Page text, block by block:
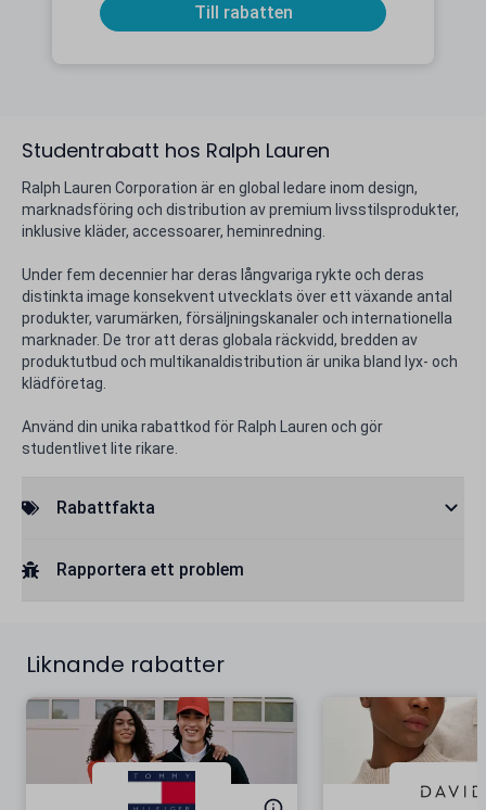
Till rabatten
Studentrabatt hos Ralph Lauren
Ralph Lauren Corporation är en global ledare inom design,
marknadsföring och distribution av premium livsstilsprodukter,
inklusive kläder, accessoarer, heminredning.
Under fem decennier har deras långvariga rykte och deras
distinkta image konsekvent utvecklats över ett växande antal
produkter, varumärken, försäljningskanaler och internationella
marknader. De tror att deras globala räckvidd, bredden av
produktutbud och multikanaldistribution är unika bland lyx- och
klädföretag.
Använd din unika rabattkod för Ralph Lauren och gör
studentlivet lite rikare.
Rabattfakta
Rapportera ett problem
Liknande rabatter